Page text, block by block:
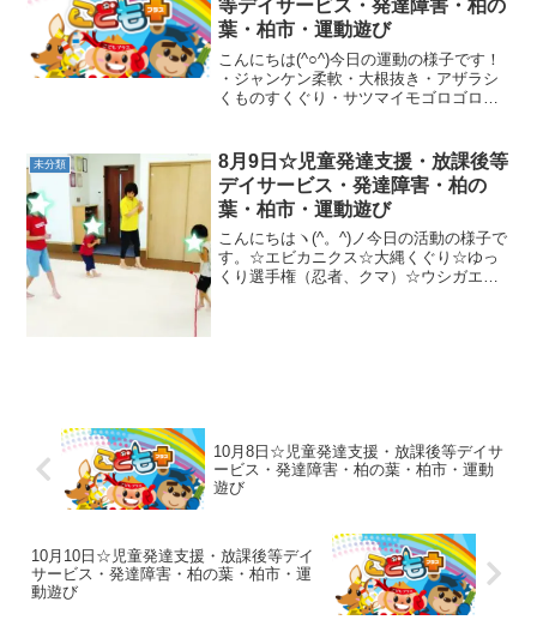
等デイサービス・発達障害・柏の
葉・柏市・運動遊び
こんにちは(^○^)今日の運動の様子です！
・ジャンケン柔軟・大根抜き・アザラシ
くものすくぐり・サツマイモゴロゴロ・
しく運動しましたねヽ(^。^)ノ明日も頑張
りましょう...
未分類
8月9日☆児童発達支援・放課後等
デイサービス・発達障害・柏の
葉・柏市・運動遊び
こんにちはヽ(^。^)ノ今日の活動の様子で
す。☆エビカニクス☆大縄くぐり☆ゆっ
くり選手権（忍者、クマ）☆ウシガエル
10月8日☆児童発達支援・放課後等デイサ
ービス・発達障害・柏の葉・柏市・運動
遊び
10月10日☆児童発達支援・放課後等デイ
サービス・発達障害・柏の葉・柏市・運
動遊び